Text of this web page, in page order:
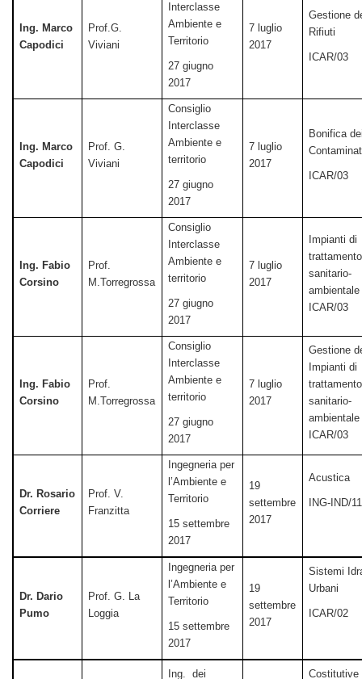
Ing. Marco
Capodici
Prof.G.
Viviani
Interclasse
Ambiente e
Territorio
27 giugno
2017
7 luglio
2017
Gestione
Rifiuti
ICAR/03
Ing. Marco
Capodici
Prof. G.
Viviani
Consiglio
Interclasse
Ambiente e
territorio
27 giugno
2017
7 luglio
2017
Bonifica
ICAR/03
Ing. Fabio
Corsino
Prof.
M.Torregrossa
Consiglio
Interclasse
Ambiente e
territorio
27 giugno
2017
7 luglio
2017
Impianti di
trattamento
sanitario-
ambientale
ICAR/03
Ing. Fabio
Corsino
Prof.
M.Torregrossa
Consiglio
Interclasse
Ambiente e
territorio
27 giugno
2017
7 luglio
2017
Gestione
Impianti di
trattamento
sanitario-
ambientale
ICAR/03
Dr. Rosario
Corriere
Prof. V.
Franzitta
Ingegneria per
l’Ambiente e
Territorio
15 settembre
2017
19
settembre
2017
Acustica
ING-IND/11
Dr. Dario
Pumo
Prof. G. La
Loggia
Ingegneria per
l’Ambiente e
Territorio
15 settembre
2017
19
settembre
2017
Sistemi
Urbani
ICAR/02
Ing. dei Costitutive